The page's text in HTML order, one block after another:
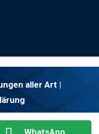
aller Art |
WhatsApp